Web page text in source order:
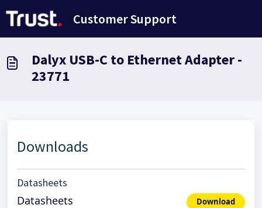
Customer Support
Dalyx USB-C to Ethernet Adapter -
23771
Downloads
Datasheets
Datasheets Download